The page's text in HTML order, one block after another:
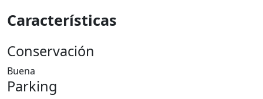
Características
Conservación
Buena
Parking